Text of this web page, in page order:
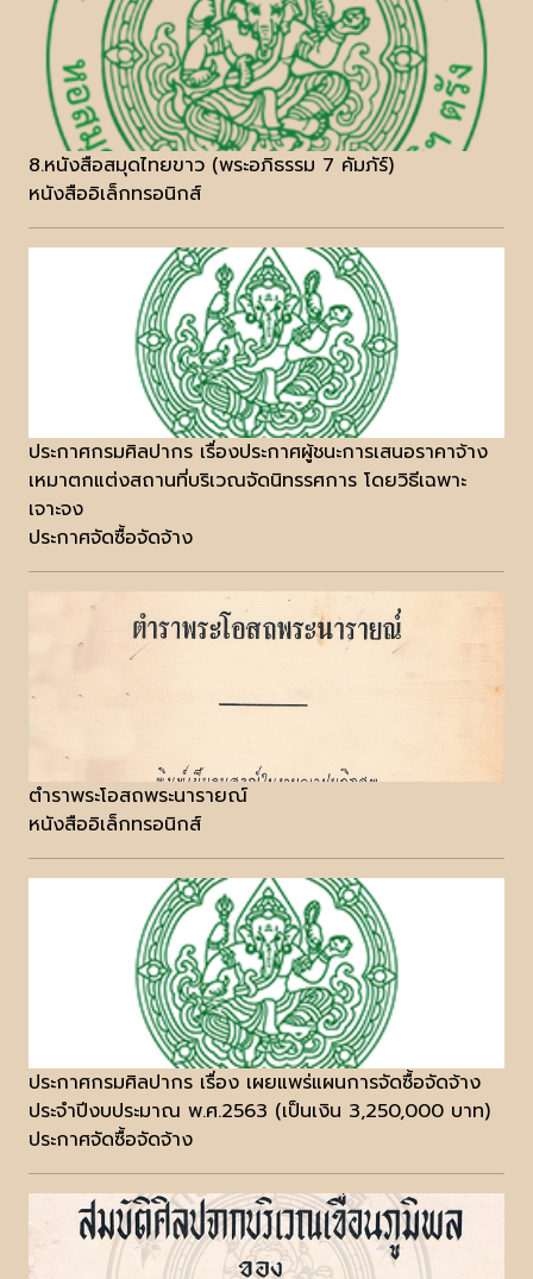
8.หนังสือสมุดไทยขาว (พระอภิธรรม 7 คัมภัร์)
หนังสืออิเล็กทรอนิกส์
ประกาศกรมศิลปากร เรื่องประกาศผู้ชนะการเสนอราคาจ้าง
เหมาตกแต่งสถานที่บริเวณจัดนิทรรศการ โดยวิธีเฉพาะ
เจาะจง
ประกาศจัดซื้อจัดจ้าง
ตำราพระโอสถพระนารายณ์
หนังสืออิเล็กทรอนิกส์
ประกาศกรมศิลปากร เรื่อง เผยแพร่แผนการจัดซื้อจัดจ้าง
ประจำปีงบประมาณ พ.ศ.2563 (เป็นเงิน 3,250,000 บาท)
ประกาศจัดซื้อจัดจ้าง